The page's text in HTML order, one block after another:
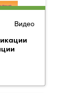
Видео